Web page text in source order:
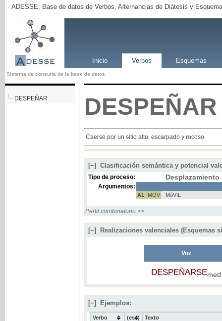
ADESSE: Base de datos de Verbos, Alternancias de Diátesis y
Inicio Verbos Esquemas
Sistema de consulta de la base de datos
DESPEÑAR DESPEÑAR
Caerse por un sitio alto, escarpado y rocoso
[−] Clasificación semántica y potencial
Tipo de proceso: Desplazamiento
Argumentos:
A1 MOV MóVIL
Perfil combinatorio >>
[−] Realizaciones valenciales (Esquemas
Voz
DESPEÑARSEmed
[−] Ejemplos:
Verbo (ess)
Texto